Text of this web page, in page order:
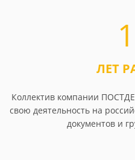
ЛЕТ
Коллектив компании
свою деятельность на
документов и